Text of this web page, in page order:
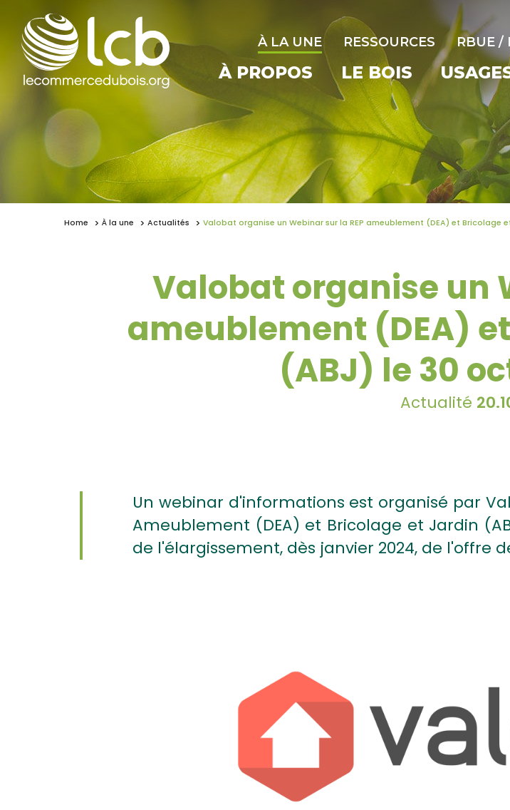
À LA UNE RESSOURCES RBUE /
À PROPOS LE BOIS
Home À la une Actualités Valobat organise un Webinar sur la REP ameublement (DEA) et Bricolage
Valobat organise un
ameublement (DEA)
(ABJ) le 30
Actualité
Un webinar d'informations est organisé par
Ameublement (DEA) et Bricolage et Jardin
de l'élargissement, dès janvier 2024, de l'offre